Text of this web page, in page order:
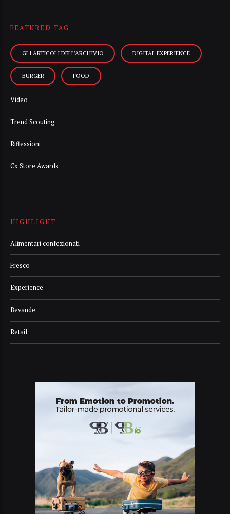
FEATURED TAG
GLI ARTICOLI DELL’ARCHIVIO DIGITAL EXPERIENCE
BURGER FOOD
Video
Trend Scouting
Riflessioni
Cx Store Awards
HIGHLIGHT
Alimentari confezionati
Fresco
Experience
Bevande
Retail